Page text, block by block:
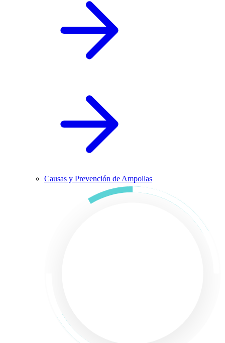
Causas y Prevención de Ampollas